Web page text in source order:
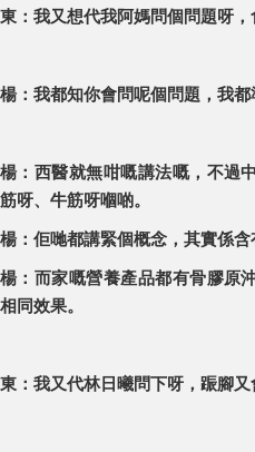
東：我又想代我阿媽問個問題呀
楊：我都知你會問呢個問題，我都
楊：西醫就無咁嘅講法嘅，不過
筋呀、牛筋呀嗰啲。
楊：佢哋都講緊個概念，其實係含
楊：而家嘅營養產品都有骨膠原
相同效果。
東：我又代林日曦問下呀，䟴腳